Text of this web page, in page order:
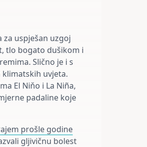
uspješan uzgoj
tlo bogato dušikom i
Slično je i s
uvjeta.
El Niňo i La Niña,
padaline koje
prošle godine
gljivičnu bolest